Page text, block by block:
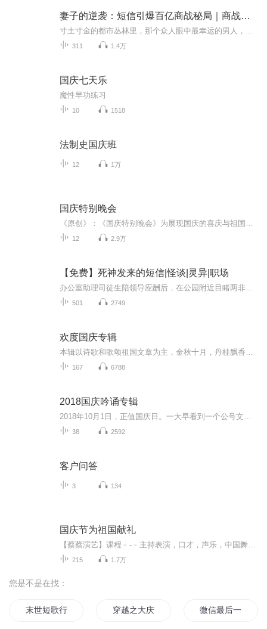
妻子的逆袭：短信引爆百亿商战秘局｜商战迷局
311 1.4万
国庆七天乐
魔性早功练习
10 1518
法制史国庆班
12 1万
国庆特别晚会
12 2.9万
【免费】死神发来的短信|怪谈|灵异|职场
501 2749
欢度国庆专辑
167 6788
2018国庆吟诵专辑
38 2592
客户问答
3 134
国庆节为祖国献礼
215 1.7万
您是不是在找：
末世短歌行 穿越之大庆帝国 微信最后一个用户